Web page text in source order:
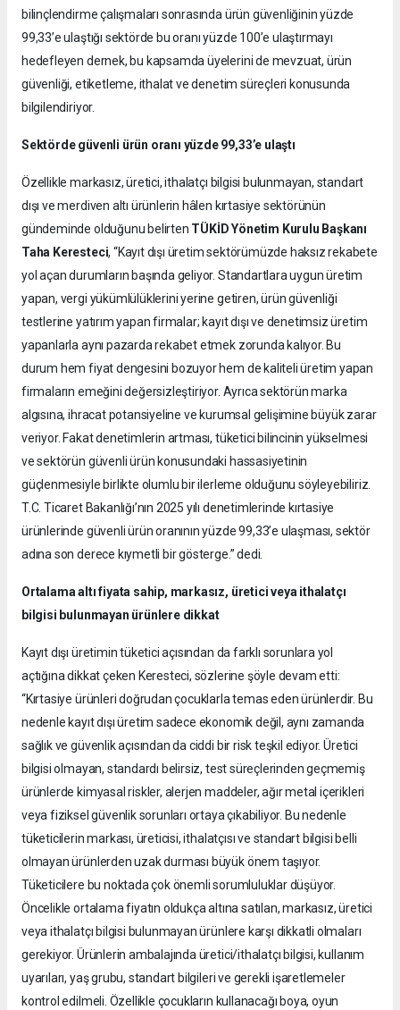
bilinçlendirme çalışmaları sonrasında ürün güvenliğinin yüzde
99,33’e ulaştığı sektörde bu oranı yüzde 100’e ulaştırmayı
hedefleyen dernek, bu kapsamda üyelerini de mevzuat, ürün
güvenliği, etiketleme, ithalat ve denetim süreçleri konusunda
bilgilendiriyor.
Sektörde güvenli ürün oranı yüzde 99,33’e ulaştı
Özellikle markasız, üretici, ithalatçı bilgisi bulunmayan, standart
dışı ve merdiven altı ürünlerin hâlen kırtasiye sektörünün
gündeminde olduğunu belirten TÜKİD Yönetim Kurulu Başkanı
Taha Keresteci, “Kayıt dışı üretim sektörümüzde haksız rekabete
yol açan durumların başında geliyor. Standartlara uygun üretim
yapan, vergi yükümlülüklerini yerine getiren, ürün güvenliği
testlerine yatırım yapan firmalar; kayıt dışı ve denetimsiz üretim
yapanlarla aynı pazarda rekabet etmek zorunda kalıyor. Bu
durum hem fiyat dengesini bozuyor hem de kaliteli üretim yapan
firmaların emeğini değersizleştiriyor. Ayrıca sektörün marka
algısına, ihracat potansiyeline ve kurumsal gelişimine büyük zarar
veriyor. Fakat denetimlerin artması, tüketici bilincinin yükselmesi
ve sektörün güvenli ürün konusundaki hassasiyetinin
güçlenmesiyle birlikte olumlu bir ilerleme olduğunu söyleyebiliriz.
T.C. Ticaret Bakanlığı’nın 2025 yılı denetimlerinde kırtasiye
ürünlerinde güvenli ürün oranının yüzde 99,33’e ulaşması, sektör
adına son derece kıymetli bir gösterge.” dedi.
Ortalama altı fiyata sahip, markasız, üretici veya ithalatçı
bilgisi bulunmayan ürünlere dikkat
Kayıt dışı üretimin tüketici açısından da farklı sorunlara yol
açtığına dikkat çeken Keresteci, sözlerine şöyle devam etti:
“Kırtasiye ürünleri doğrudan çocuklarla temas eden ürünlerdir. Bu
nedenle kayıt dışı üretim sadece ekonomik değil, aynı zamanda
sağlık ve güvenlik açısından da ciddi bir risk teşkil ediyor. Üretici
bilgisi olmayan, standardı belirsiz, test süreçlerinden geçmemiş
ürünlerde kimyasal riskler, alerjen maddeler, ağır metal içerikleri
veya fiziksel güvenlik sorunları ortaya çıkabiliyor. Bu nedenle
tüketicilerin markası, üreticisi, ithalatçısı ve standart bilgisi belli
olmayan ürünlerden uzak durması büyük önem taşıyor.
Tüketicilere bu noktada çok önemli sorumluluklar düşüyor.
Öncelikle ortalama fiyatın oldukça altına satılan, markasız, üretici
veya ithalatçı bilgisi bulunmayan ürünlere karşı dikkatli olmaları
gerekiyor. Ürünlerin ambalajında üretici/ithalatçı bilgisi, kullanım
uyarıları, yaş grubu, standart bilgileri ve gerekli işaretlemeler
kontrol edilmeli. Özellikle çocukların kullanacağı boya, oyun